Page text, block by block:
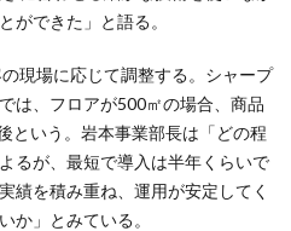
ができた」と語る。
現場に応じて調整する。シャープ
は、フロアが500㎡の場合、商品
という。岩本事業部長は「どの程
るが、最短で導入は半年くらいで
績を積み重ね、運用が安定してく
か」とみている。